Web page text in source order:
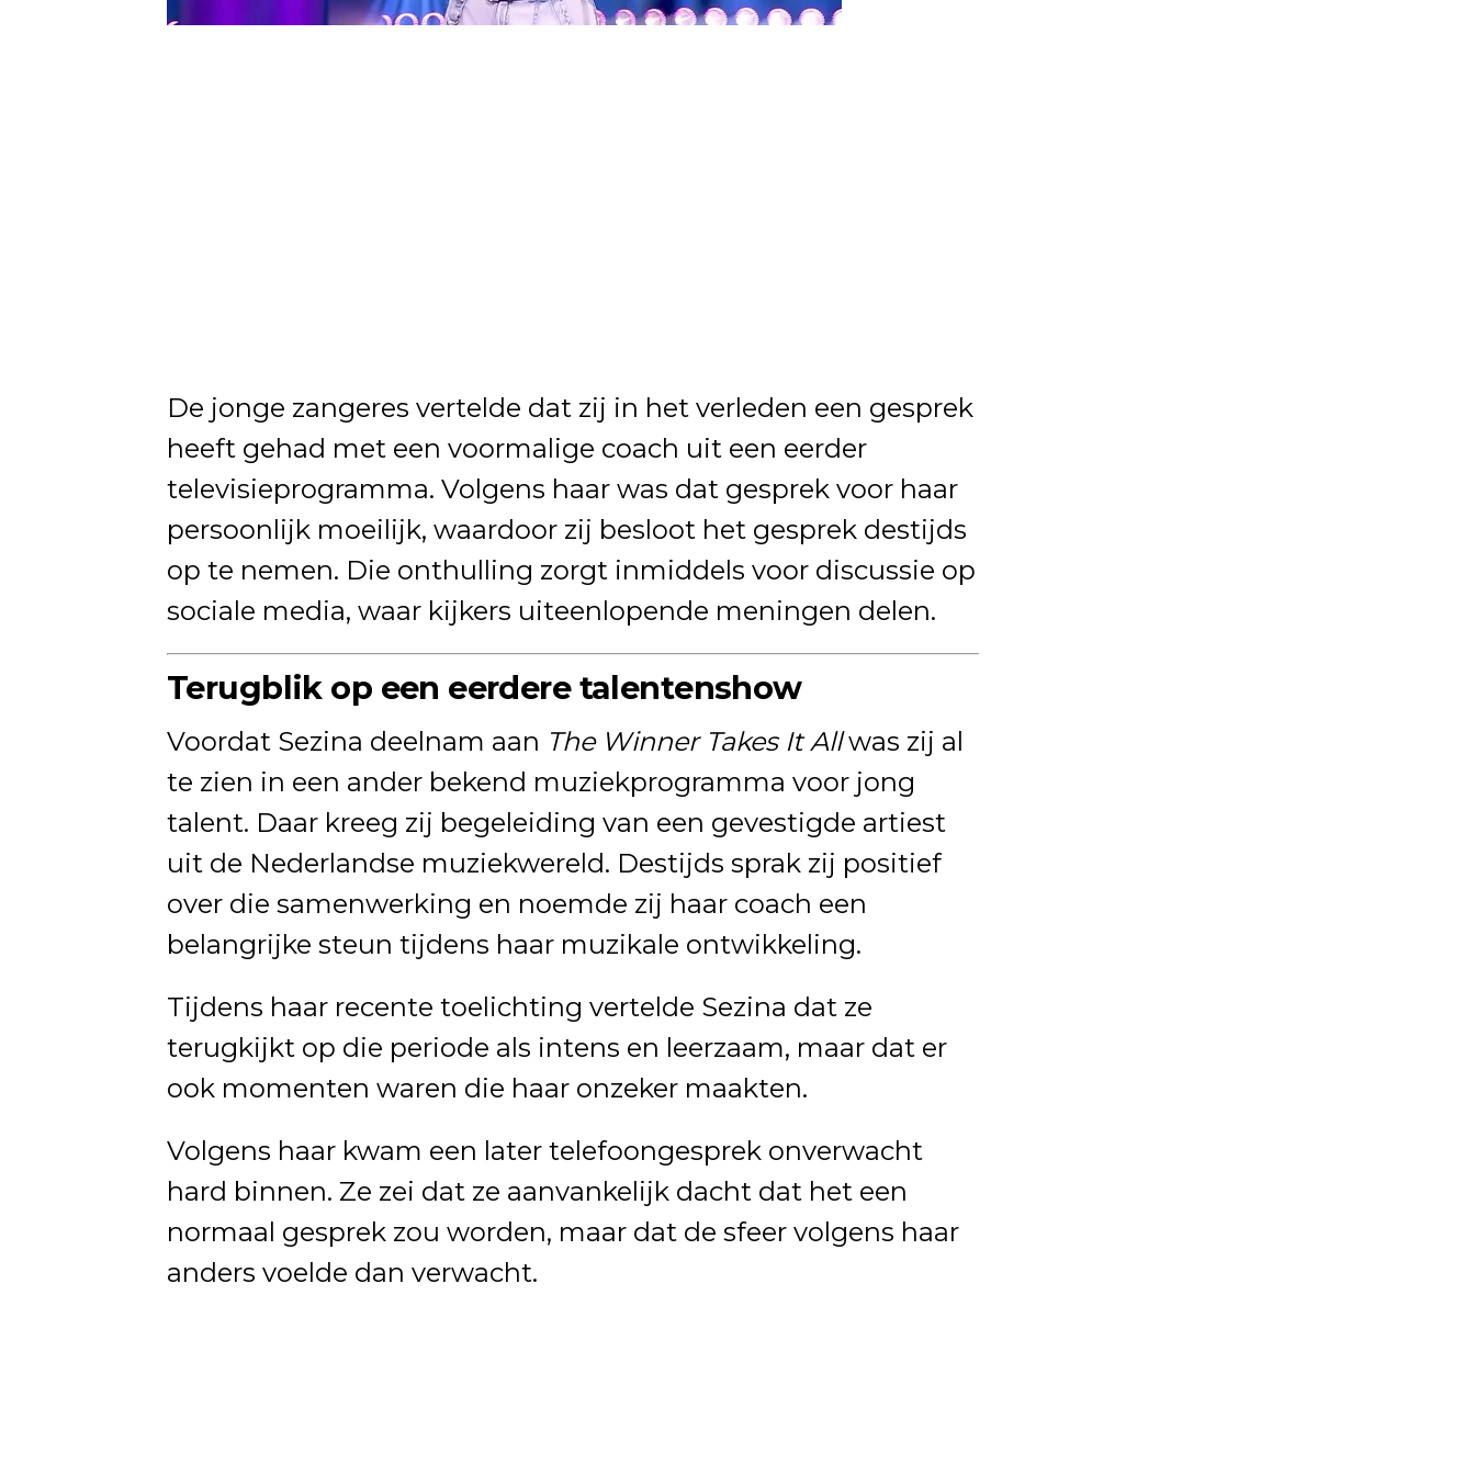
De jonge zangeres vertelde dat zij in het verleden een gesprek
heeft gehad met een voormalige coach uit een eerder
televisieprogramma. Volgens haar was dat gesprek voor haar
persoonlijk moeilijk, waardoor zij besloot het gesprek destijds
op te nemen. Die onthulling zorgt inmiddels voor discussie op
sociale media, waar kijkers uiteenlopende meningen delen.
Terugblik op een eerdere talentenshow
Voordat Sezina deelnam aan The Winner Takes It Allwas zij al
te zien in een ander bekend muziekprogramma voor jong
talent. Daar kreeg zij begeleiding van een gevestigde artiest
uit de Nederlandse muziekwereld. Destijds sprak zij positief
over die samenwerking en noemde zij haar coach een
belangrijke steun tijdens haar muzikale ontwikkeling.
Tijdens haar recente toelichting vertelde Sezina dat ze
terugkijkt op die periode als intens en leerzaam, maar dat er
ook momenten waren die haar onzeker maakten.
Volgens haar kwam een later telefoongesprek onverwacht
hard binnen. Ze zei dat ze aanvankelijk dacht dat het een
normaal gesprek zou worden, maar dat de sfeer volgens haar
anders voelde dan verwacht.